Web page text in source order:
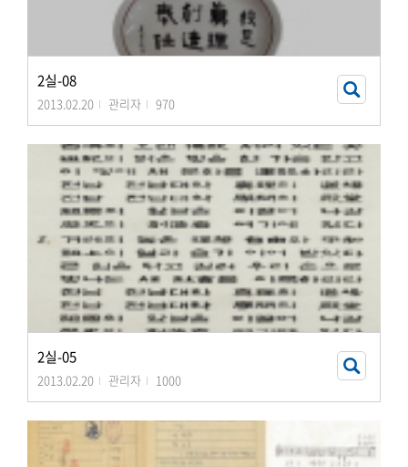
2실-08
2013.02.20 관리자 970
2실-05
2013.02.20 관리자 1000